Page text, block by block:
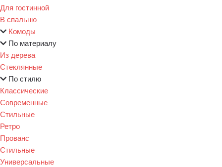
Для гостинной
В спальню
Комоды
По материалу
Из дерева
Стеклянные
По стилю
Классические
Современные
Стильные
Ретро
Прованс
Стильные
Универсальные